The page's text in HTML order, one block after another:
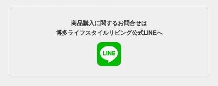
商品購入に関するお問合せは
博多ライフスタイルリビング公式LINEへ